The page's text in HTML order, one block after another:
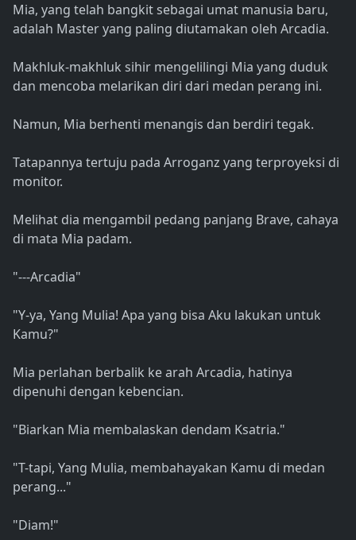
Mia, yang telah bangkit sebagai umat manusia baru,
adalah Master yang paling diutamakan oleh Arcadia.
Makhluk-makhluk sihir mengelilingi Mia yang duduk
dan mencoba melarikan diri dari medan perang ini.
Namun, Mia berhenti menangis dan berdiri tegak.
Tatapannya tertuju pada Arroganz yang terproyeksi di
monitor.
Melihat dia mengambil pedang panjang Brave, cahaya
di mata Mia padam.
"---Arcadia"
"Y-ya, Yang Mulia! Apa yang bisa Aku lakukan untuk
Kamu?"
Mia perlahan berbalik ke arah Arcadia, hatinya
dipenuhi dengan kebencian.
"Biarkan Mia membalaskan dendam Ksatria."
"T-tapi, Yang Mulia, membahayakan Kamu di medan
perang..."
"Diam!"